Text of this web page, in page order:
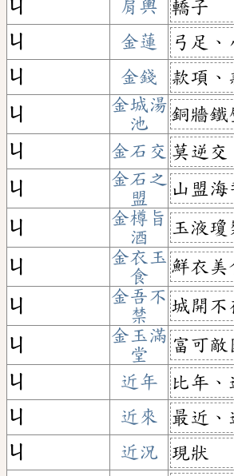
ㄐ
肩輿
轎子
ㄐ
金蓮
弓足、
ㄐ
金錢
款項、
ㄐ
金城湯
池
銅牆鐵
ㄐ
金石交 莫逆交
ㄐ
金石之
盟
山盟海
ㄐ
金樽旨
酒
玉液瓊
ㄐ
金衣玉
食
鮮衣美
ㄐ
金吾不
禁
城開不
ㄐ
金玉滿
堂
富可敵
ㄐ
近年
比年、
ㄐ
近來
最近、
ㄐ
近況 現狀